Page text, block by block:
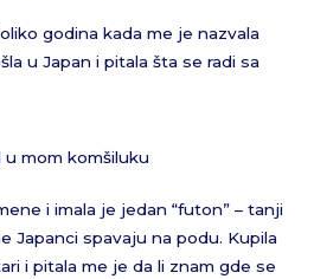
godina kada me je nazvala
u Japan i pitala šta se radi sa
u mom komšiluku
i imala je jedan “futon” – tanji
Japanci spavaju na podu. Kupila
i pitala me je da li znam gde se